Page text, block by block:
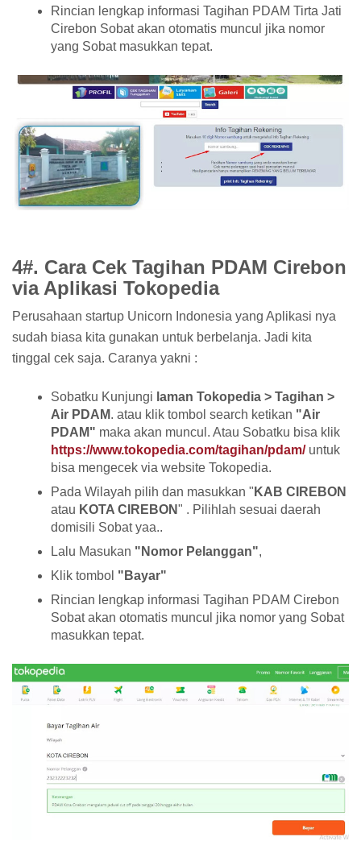
Rincian lengkap informasi Tagihan PDAM Tirta Jati
Cirebon Sobat akan otomatis muncul jika nomor
yang Sobat masukkan tepat.
4#. Cara Cek Tagihan PDAM Cirebon
via Aplikasi Tokopedia
Perusahaan startup Unicorn Indonesia yang Aplikasi nya
sudah biasa kita gunakan untuk berbelanja. Jadi kita
tinggal cek saja. Caranya yakni :
Sobatku Kunjungi laman Tokopedia > Tagihan >
Air PDAM. atau klik tombol search ketikan "Air
PDAM" maka akan muncul. Atau Sobatku bisa klik
https://www.tokopedia.com/tagihan/pdam/ untuk
bisa mengecek via website Tokopedia.
Pada Wilayah pilih dan masukkan " KAB CIREBON
atau KOTA CIREBON" . Pilihlah sesuai daerah
domisili Sobat yaa..
Lalu Masukan "Nomor Pelanggan",
Klik tombol "Bayar"
Rincian lengkap informasi Tagihan PDAM Cirebon
Sobat akan otomatis muncul jika nomor yang Sobat
masukkan tepat.